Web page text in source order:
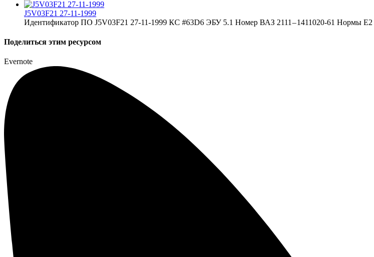
J5V03F21 27-11-1999
Идентификатор ПО J5V03F21 27-11-1999 КС #63D6 ЭБУ 5.1 Номер ВАЗ 2111 – 1411020-61 Нормы Е2
Поделиться этим ресурсом
Evernote